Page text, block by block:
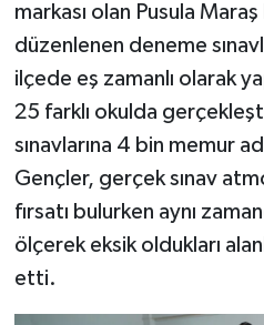
markası olan Pusula
düzenlenen deneme
ilçede eş zamanlı olarak
25 farklı okulda
sınavlarına 4 bin memur
Gençler, gerçek sınav
fırsatı bulurken aynı
ölçerek eksik oldukları
etti.